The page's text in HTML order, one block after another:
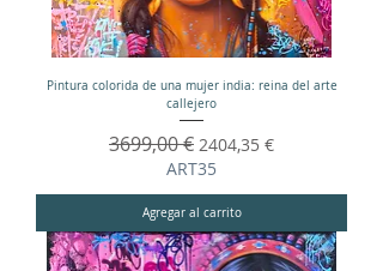
Pintura colorida de una mujer india: reina del arte
callejero
Precio
3699,00 € Precio de oferta
2404,35 €
ART35
Agregar al carrito